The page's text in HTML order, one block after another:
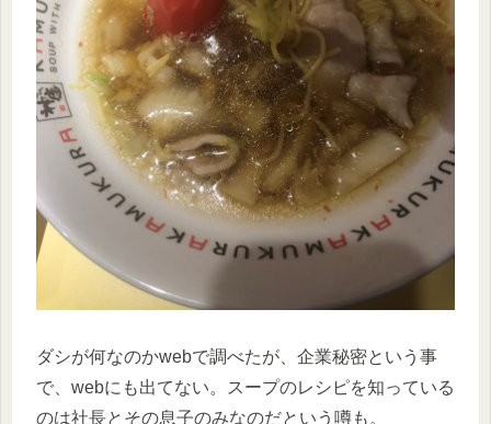
ダシが何なのかwebで調べたが、企業秘密という事
で、webにも出てない。スープのレシピを知っている
のは社長とその息子のみなのだという噂も。